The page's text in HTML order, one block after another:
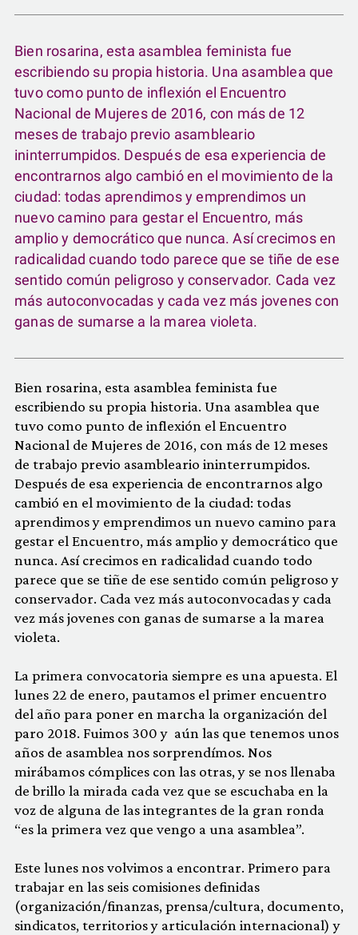
Bien rosarina, esta asamblea feminista fue
escribiendo su propia historia. Una asamblea que
tuvo como punto de inflexión el Encuentro
Nacional de Mujeres de 2016, con más de 12
meses de trabajo previo asambleario
ininterrumpidos. Después de esa experiencia de
encontrarnos algo cambió en el movimiento de la
ciudad: todas aprendimos y emprendimos un
nuevo camino para gestar el Encuentro, más
amplio y democrático que nunca. Así crecimos en
radicalidad cuando todo parece que se tiñe de ese
sentido común peligroso y conservador. Cada vez
más autoconvocadas y cada vez más jovenes con
ganas de sumarse a la marea violeta.
Bien rosarina, esta asamblea feminista fue
escribiendo su propia historia. Una asamblea que
tuvo como punto de inflexión el Encuentro
Nacional de Mujeres de 2016, con más de 12 meses
de trabajo previo asambleario ininterrumpidos.
Después de esa experiencia de encontrarnos algo
cambió en el movimiento de la ciudad: todas
aprendimos y emprendimos un nuevo camino para
gestar el Encuentro, más amplio y democrático que
nunca. Así crecimos en radicalidad cuando todo
parece que se tiñe de ese sentido común peligroso y
conservador. Cada vez más autoconvocadas y cada
vez más jovenes con ganas de sumarse a la marea
violeta.
La primera convocatoria siempre es una apuesta. El
lunes 22 de enero, pautamos el primer encuentro
del año para poner en marcha la organización del
paro 2018. Fuimos 300 y aún las que tenemos unos
años de asamblea nos sorprendímos. Nos
mirábamos cómplices con las otras, y se nos llenaba
de brillo la mirada cada vez que se escuchaba en la
voz de alguna de las integrantes de la gran ronda
“es la primera vez que vengo a una asamblea”.
Este lunes nos volvimos a encontrar. Primero para
trabajar en las seis comisiones definidas
(organización/finanzas, prensa/cultura, documento,
sindicatos, territorios y articulación internacional) y